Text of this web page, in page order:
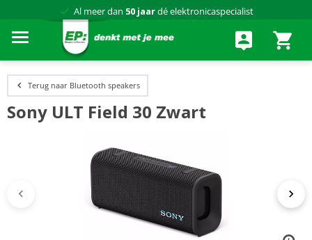
Al meer dan 50 jaardé elektronicaspecialist
Terug naar Bluetooth speakers
Sony ULT Field 30 Zwart